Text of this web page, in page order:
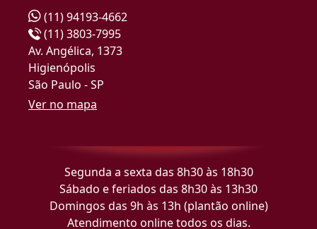
(11) 94193-4662
(11) 3803-7995
Av. Angélica, 1373
Higienópolis
São Paulo - SP
Ver no mapa
Segunda a sexta das 8h30 às 18h30
Sábado e feriados das 8h30 às 13h30
Domingos das 9h às 13h (plantão online)
Atendimento online todos os dias.